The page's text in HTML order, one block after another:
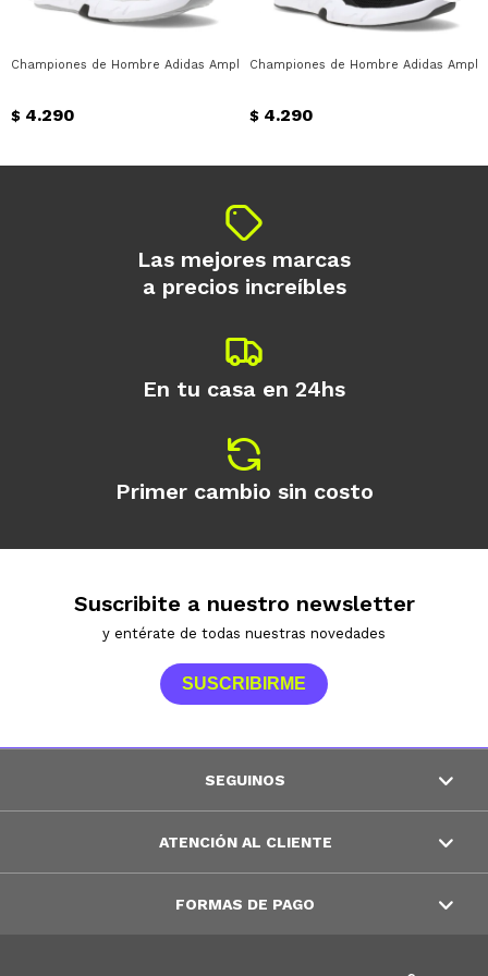
Championes de Hombre Adidas Amplimove Trainer Adidas - Blanco - Negro
$ 4.290
Championes de Hombre Adidas
$ 4.290
Las mejores marcas
a precios increíbles
En tu casa en 24hs
Primer cambio sin costo
Suscribite a nuestro newsletter
y entérate de todas nuestras novedades
SUSCRIBIRME
SEGUINOS
ATENCIÓN AL CLIENTE
FORMAS DE PAGO
* sujeto a aprobación crediticia. El monto
disponible puede variar por comercio